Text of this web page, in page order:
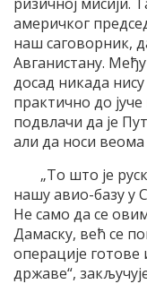
америчког
наш саговорник,
Авганистану.
досад никада нису
практично до
подвлачи да је
али да носи
„То што је
нашу авио-базу у
Не само да се
Дамаску, већ се
операције готове
државе“,